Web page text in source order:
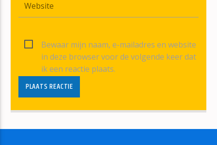
Bewaar mijn naam, e-mailadres en website
in deze browser voor de volgende keer dat
ik een reactie plaats.